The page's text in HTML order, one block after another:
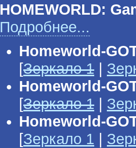
HOMEWORLD:
Подробнее...
Homeworld-
[Зеркало 1
Homeworld-
[Зеркало 1
Homeworld-
[Зеркало 1